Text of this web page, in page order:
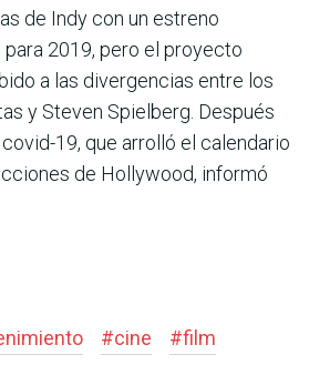
de Indy con un estreno
2019, pero el proyecto
a las divergencias entre los
y Steven Spielberg. Después
19, que arrolló el calendario
de Hollywood, informó
#cine #film